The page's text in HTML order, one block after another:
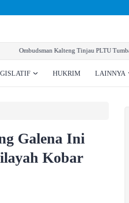
Kalteng Tinjau PLTU Tumbang
HUKRIM LAINNYA
Galena Ini
Kobar